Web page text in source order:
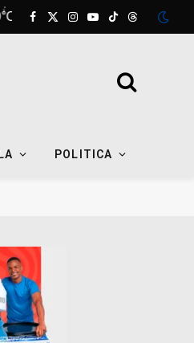
13 Ago 32°C
Facebook
X
Instagram
YouTube
TikTokThreads
POLITICA